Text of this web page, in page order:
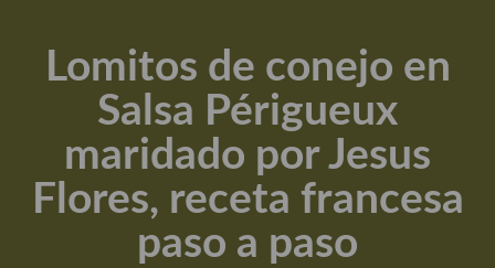
Apuntes, estudios sobre temas interesantes e importantes
Aceite de Oliva Virgen Extra (AOVE)
Recetas maridadas con los mejores AOVES
Flores en la cocina recetas
Técnicas de emplatado
Lomitos de conejo en
Salsa Périgueux
maridado por Jesus
Flores, receta francesa
paso a paso